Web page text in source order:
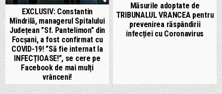
EXCLUSIV: Constantin
Mîndrilă, managerul Spitalului
Județean ”Sf. Pantelimon” din
Focșani, a fost confirmat cu
COVID-19! ”Să fie internat la
INFECȚIOASE!”, se cere pe
Facebook de mai mulți
vrânceni!
Măsurile adoptate de
TRIBUNALUL VRANCEA pentru
prevenirea răspândirii
infecției cu Coronavirus